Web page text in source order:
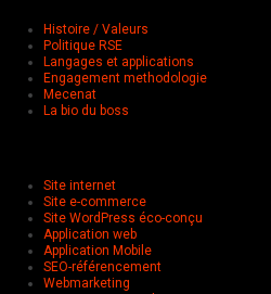
Histoire / Valeurs
Politique RSE
Langages et applications
Engagement methodologie
Mecenat
La bio du boss
Site internet
Site e-commerce
Site WordPress éco-conçu
Application web
Application Mobile
SEO-référencement
Webmarketing